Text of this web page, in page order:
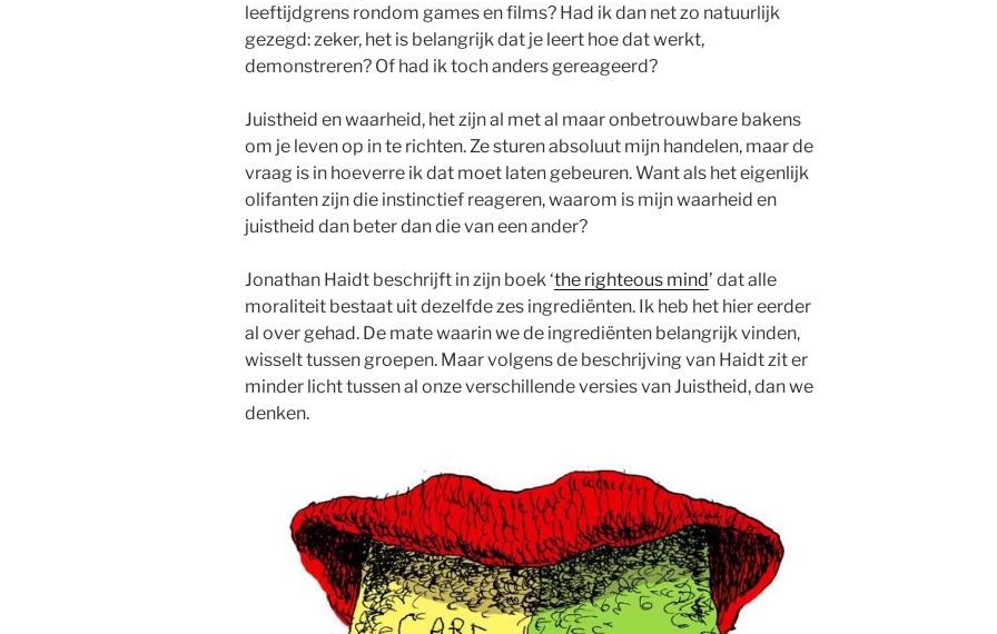
leeftijdgrens rondom games en films? Had ik dan net zo natuurlijk
gezegd: zeker, het is belangrijk dat je leert hoe dat werkt,
demonstreren? Of had ik toch anders gereageerd?
Juistheid en waarheid, het zijn al met al maar onbetrouwbare bakens
om je leven op in te richten. Ze sturen absoluut mijn handelen, maar de
vraag is in hoeverre ik dat moet laten gebeuren. Want als het eigenlijk
olifanten zijn die instinctief reageren, waarom is mijn waarheid en
juistheid dan beter dan die van een ander?
Jonathan Haidt beschrijft in zijn boek ‘the righteous mind’ dat alle
moraliteit bestaat uit dezelfde zes ingrediënten. Ik heb het hier eerder
al over gehad. De mate waarin we de ingrediënten belangrijk vinden,
wisselt tussen groepen. Maar volgens de beschrijving van Haidt zit er
minder licht tussen al onze verschillende versies van Juistheid, dan we
denken.